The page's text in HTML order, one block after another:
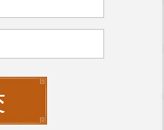
每位患者提供舒
院会安排专业的
在治疗过程中感